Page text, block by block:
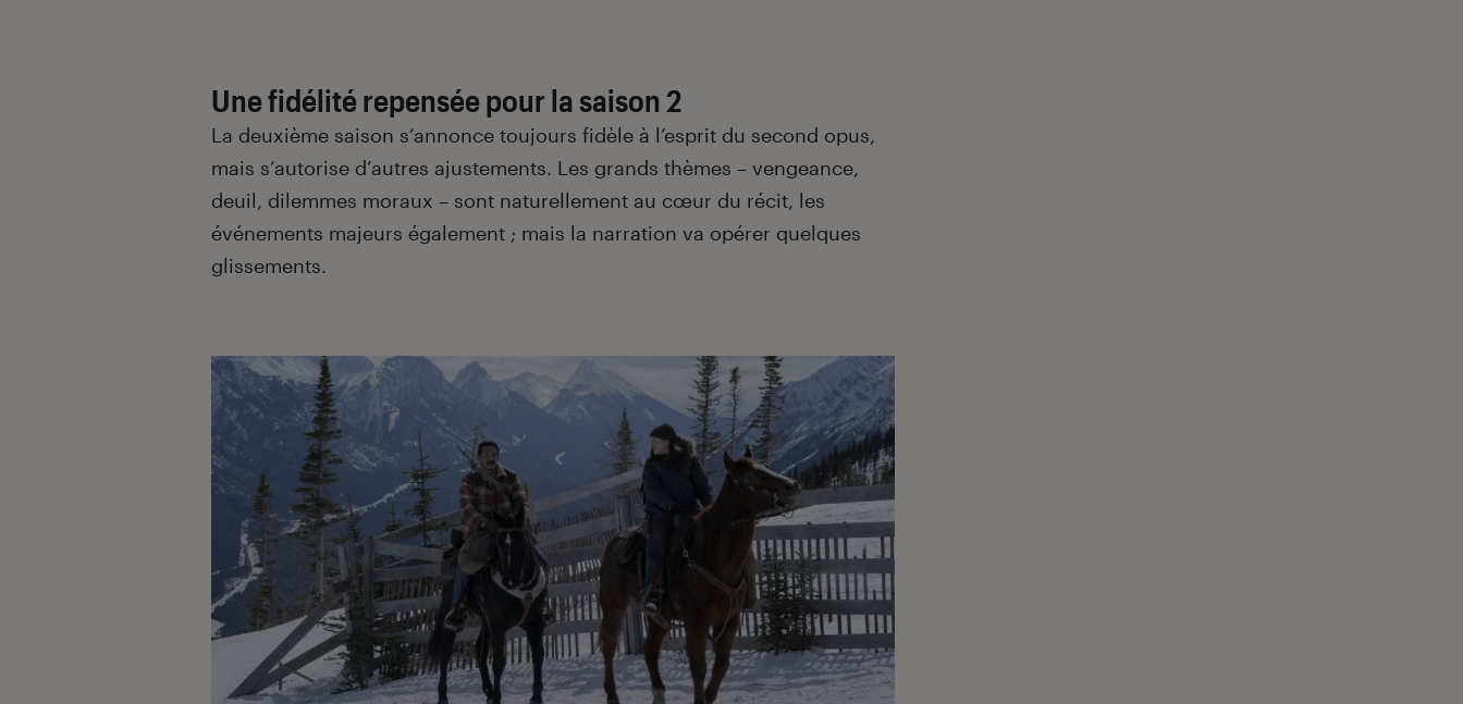
Une fidélité repensée pour la saison 2
La deuxième saison s’annonce toujours fidèle à l’esprit du second opus,
mais s’autorise d’autres ajustements. Les grands thèmes – vengeance,
deuil, dilemmes moraux – sont naturellement au cœur du récit, les
événements majeurs également ; mais la narration va opérer quelques
glissements.